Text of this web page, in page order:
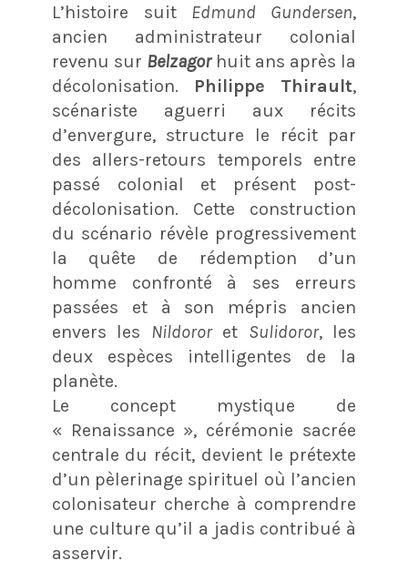
L’histoire suit Edmund Gundersen,
ancien administrateur colonial
revenu sur Belzagor huit ans après la
décolonisation. Philippe Thirault,
scénariste aguerri aux récits
d’envergure, structure le récit par
des allers-retours temporels entre
passé colonial et présent post-
décolonisation. Cette construction
du scénario révèle progressivement
la quête de rédemption d’un
homme confronté à ses erreurs
passées et à son mépris ancien
envers les Nildororet Sulidoror, les
deux espèces intelligentes de la
planète.
Le concept mystique de
« Renaissance », cérémonie sacrée
centrale du récit, devient le prétexte
d’un pèlerinage spirituel où l’ancien
colonisateur cherche à comprendre
une culture qu’il a jadis contribué à
asservir.